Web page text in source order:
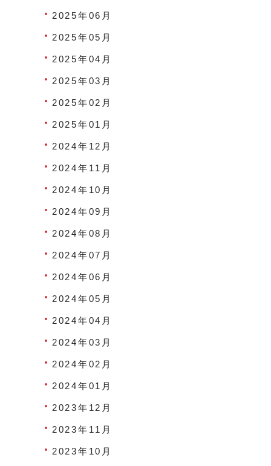
2025年06月
2025年05月
2025年04月
2025年03月
2025年02月
2025年01月
2024年12月
2024年11月
2024年10月
2024年09月
2024年08月
2024年07月
2024年06月
2024年05月
2024年04月
2024年03月
2024年02月
2024年01月
2023年12月
2023年11月
2023年10月